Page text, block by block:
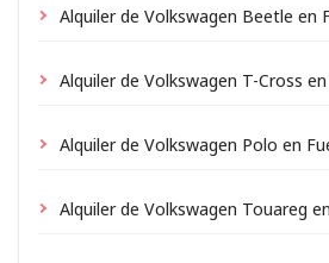
Alquiler de Volkswagen Beetle en
Alquiler de Volkswagen T-Cross
Alquiler de Volkswagen Polo en
Alquiler de Volkswagen Touareg